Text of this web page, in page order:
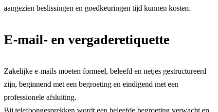
aangezien beslissingen en goedkeuringen tijd kunnen kosten.
E-mail- en vergaderetiquette
Zakelijke e-mails moeten formeel, beleefd en netjes gestructureerd
zijn, beginnend met een begroeting en eindigend met een
professionele afsluiting.
Bij telefoongesprekken wordt een beleefde begroeting verwacht en